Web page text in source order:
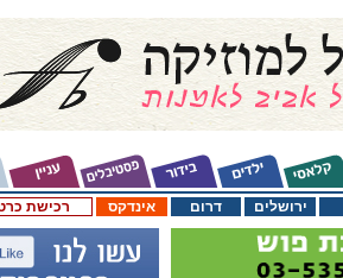
רכישת אינדקס דרום ירושלים